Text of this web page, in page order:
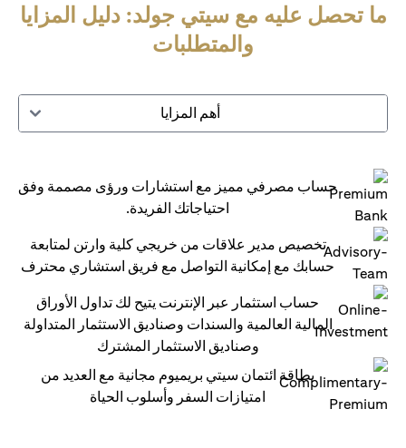
ما تحصل عليه مع سيتي جولد: دليل المزايا
والمتطلبات
أهم المزايا
حساب مصرفي مميز مع استشارات ورؤى مصممة وفق
احتياجاتك الفريدة.
تخصيص مدير علاقات من خريجي كلية وارتن لمتابعة
حسابك مع إمكانية التواصل مع فريق استشاري محترف
حساب استثمار عبر الإنترنت يتيح لك تداول الأوراق
المالية العالمية والسندات وصناديق الاستثمار المتداولة
وصناديق الاستثمار المشترك
بطاقة ائتمان سيتي بريميوم مجانية مع العديد من
امتيازات السفر وأسلوب الحياة